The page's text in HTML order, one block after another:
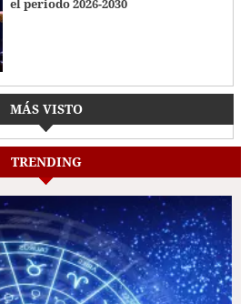
el periodo 2026-2030
MÁS VISTO
TRENDING